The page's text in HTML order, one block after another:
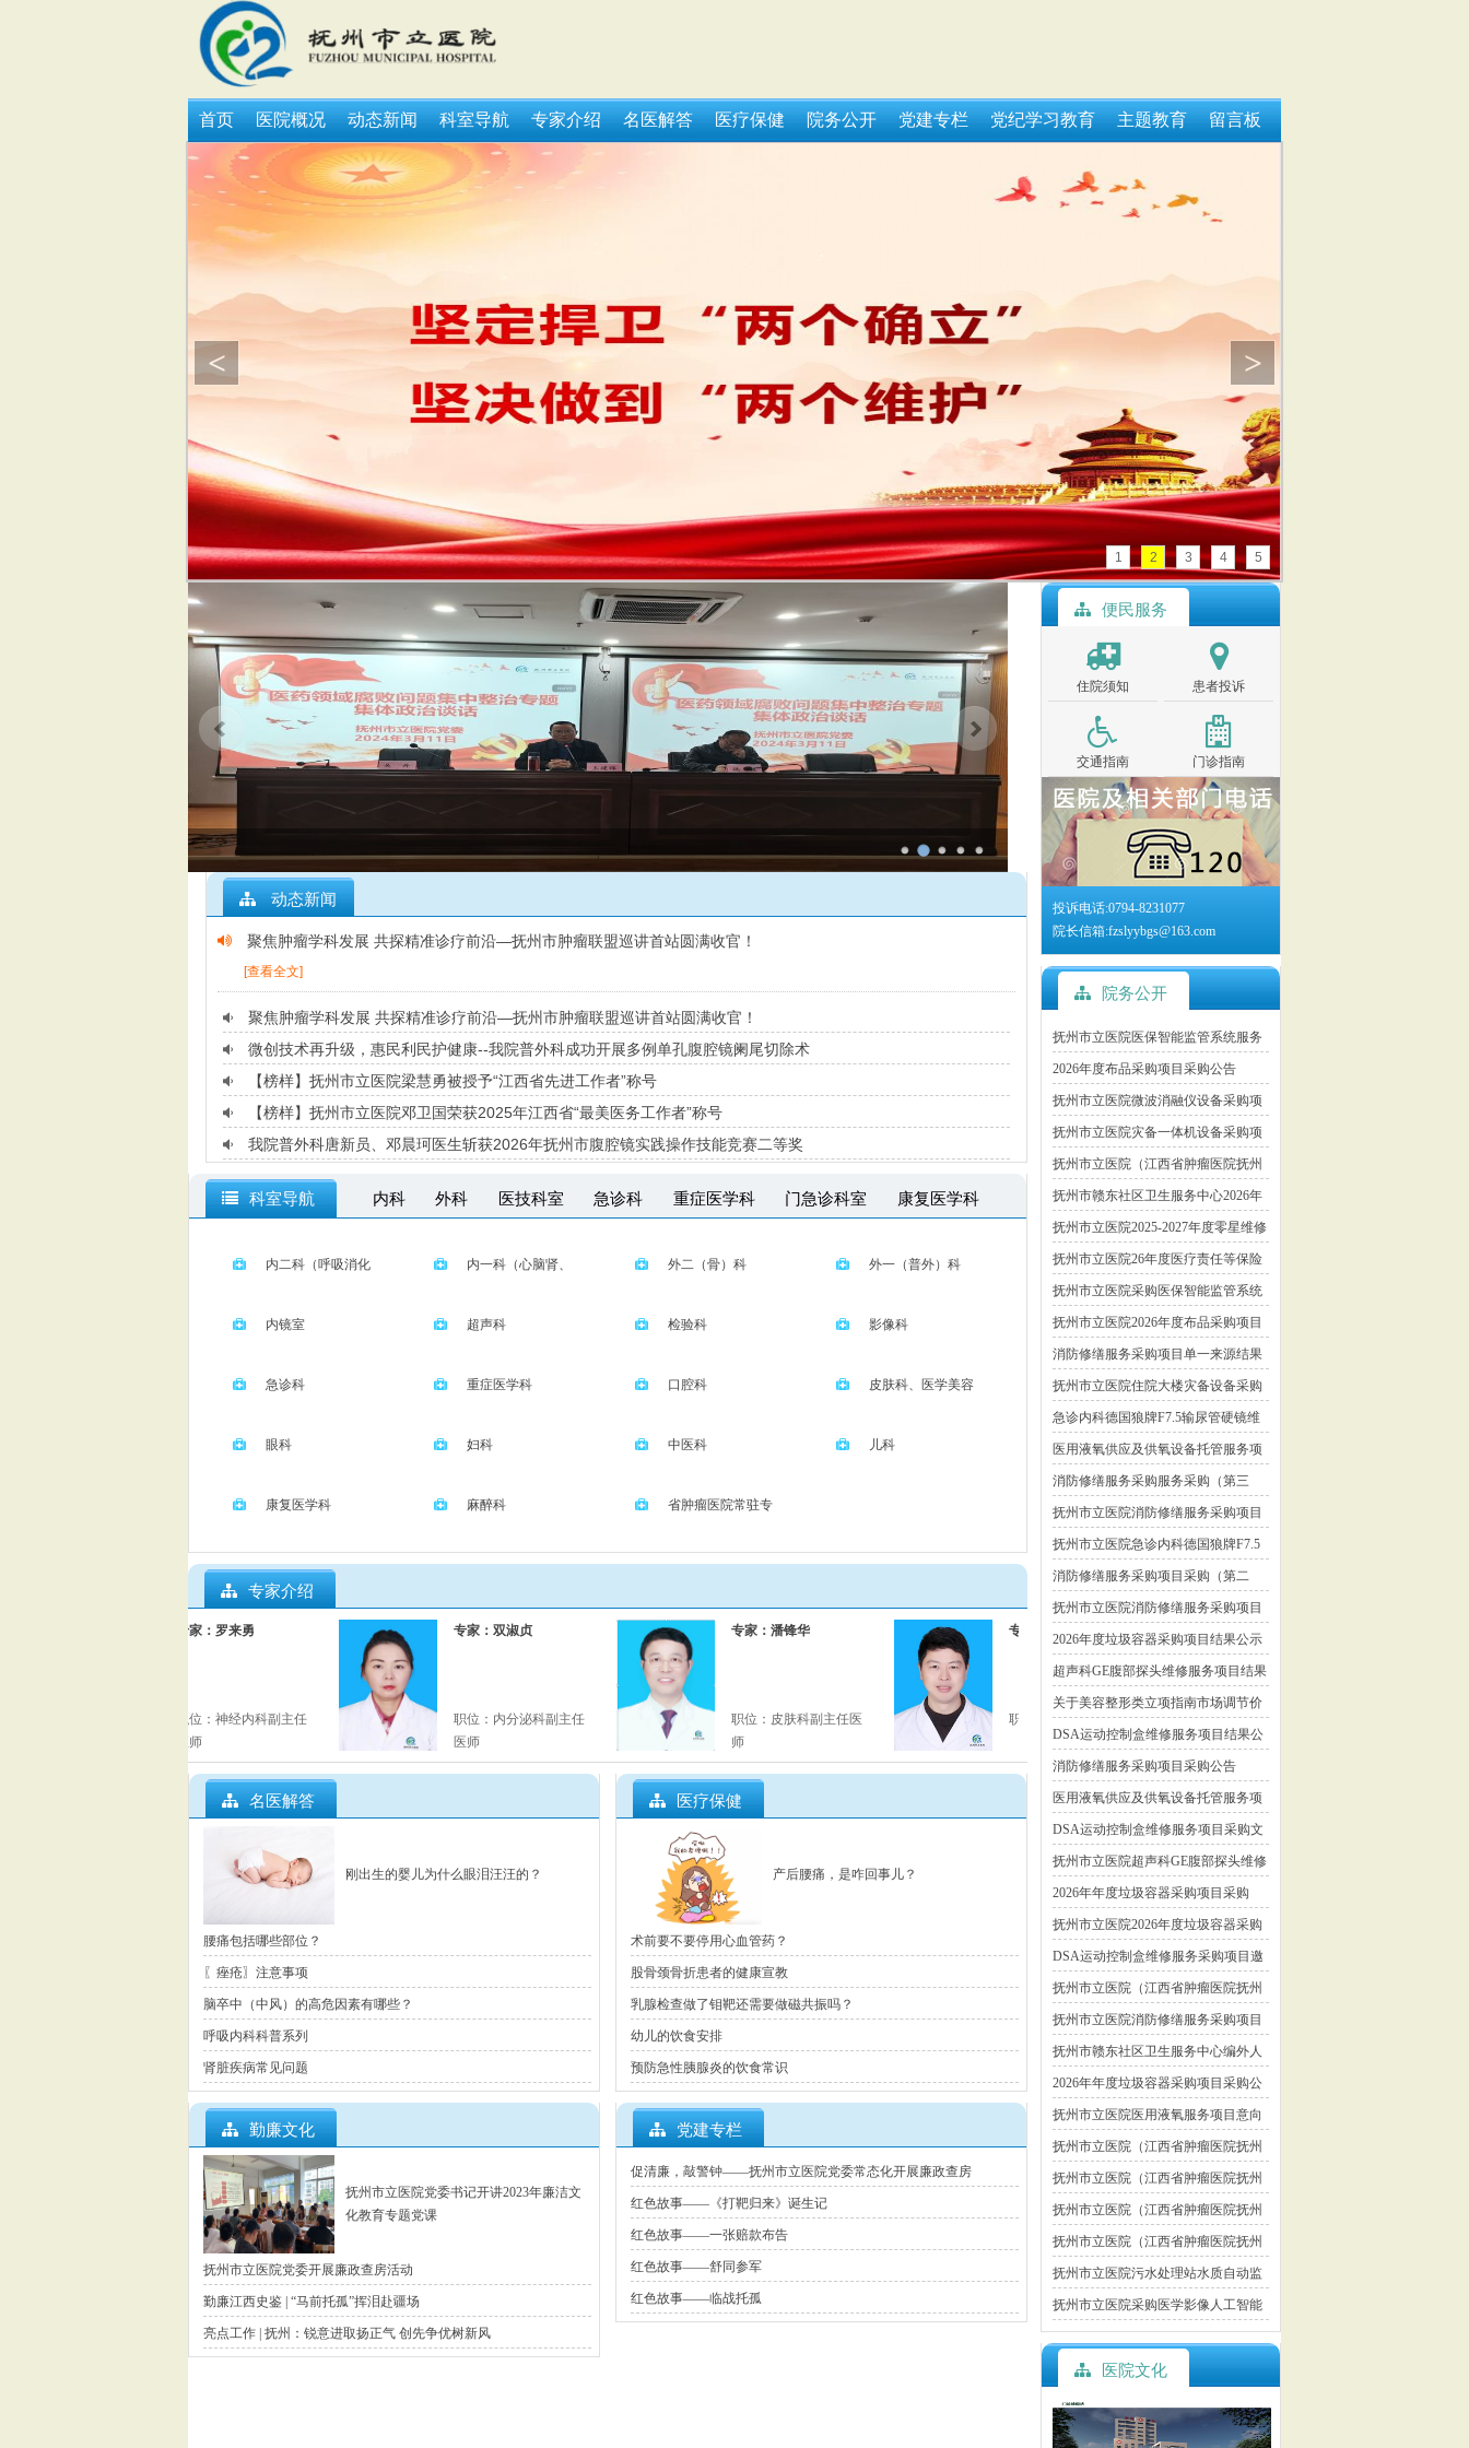
首页 医院概况 动态新闻 科室导航 专家介绍 名医解答 医疗保健 院务公开 党建专栏 党纪学习教育 主题教育 留言板
1 2 3 4 5
< >
动态新闻
聚焦肿瘤学科发展 共探精准诊疗前沿—抚州市肿瘤联盟巡讲首站圆满收官！
[查看全文]
聚焦肿瘤学科发展 共探精准诊疗前沿—抚州市肿瘤联盟巡讲首站圆满收官！
微创技术再升级，惠民利民护健康--我院普外科成功开展多例单孔腹腔镜阑尾切除术
【榜样】抚州市立医院梁慧勇被授予“江西省先进工作者”称号
【榜样】抚州市立医院邓卫国荣获2025年江西省“最美医务工作者”称号
我院普外科唐新员、邓晨珂医生斩获2026年抚州市腹腔镜实践操作技能竞赛二等奖
科室导航 内科 外科 医技科室 急诊科 重症医学科 门急诊科室 康复医学科
内二科（呼吸消化 内一科（心脑肾、 外二（骨）科 外一（普外）科
内镜室 超声科 检验科 影像科
急诊科 重症医学科 口腔科 皮肤科、医学美容
眼科 妇科 中医科 儿科
康复医学科 麻醉科 省肿瘤医院常驻专
家
专家介绍
专家：罗来勇
职位： 神经内科副主任
专家：双淑贞
职位： 内分泌科副主任
医师
专家：潘锋华
职位： 皮肤科副主任医
专家：李志华
职位： 超声副主任医师
名医解答
刚出生的婴儿为什么眼泪汪汪的？
腰痛包括哪些部位？
〖痤疮〗注意事项
脑卒中（中风）的高危因素有哪些？
呼吸内科科普系列
肾脏疾病常见问题
医疗保健
产后腰痛，是咋回事儿？
术前要不要停用心血管药？
股骨颈骨折患者的健康宣教
乳腺检查做了钼靶还需要做磁共振吗？
幼儿的饮食安排
预防急性胰腺炎的饮食常识
勤廉文化
抚州市立医院党委书记开讲2023年廉洁文
化教育专题党课
抚州市立医院党委开展廉政查房活动
勤廉江西史鉴 | “马前托孤”挥泪赴疆场
亮点工作 | 抚州：锐意进取扬正气 创先争优树新风
党建专栏
促清廉，敲警钟——抚州市立医院党委常态化开展廉政查房
红色故事——《打靶归来》诞生记
红色故事——一张赔款布告
红色故事——舒同参军
红色故事——临战托孤
便民服务
住院须知 患者投诉
交通指南 门诊指南
投诉电话:0794-8231077
院长信箱:fzslyybgs@163.com
院务公开
抚州市立医院医保智能监管系统服务
项目采购公告
2026年度布品采购项目采购公告
抚州市立医院微波消融仪设备采购项
目意向公开
抚州市立医院灾备一体机设备采购项
目市场调研公告
抚州市立医院（江西省肿瘤医院抚州
医院）公开引进高层次人才（招聘科
室主任、副主任）公告
抚州市赣东社区卫生服务中心2026年
第二批编外工作人员招聘公告
抚州市立医院2025-2027年度零星维修
结算审核服务采购邀请文件
抚州市立医院26年度医疗责任等保险
服务项目单一来源采购征求意见公示
抚州市立医院采购医保智能监管系统
服务项目市场调研公告
抚州市立医院2026年度布品采购项目
市场调研公告
消防修缮服务采购项目单一来源结果
公示
抚州市立医院住院大楼灾备设备采购
项目市场调研公告
急诊内科德国狼牌F7.5输尿管硬镜维
修服务项目结果公示
医用液氧供应及供氧设备托管服务项
目结果公示
消防修缮服务采购服务采购（第三
次）公告
抚州市立医院消防修缮服务采购项目
（第二次）流标公告
抚州市立医院急诊内科德国狼牌F7.5
输尿管硬镜维修服务项目询价采购公
告
消防修缮服务采购项目采购（第二
次）公告
抚州市立医院消防修缮服务采购项目
流标公告
2026年度垃圾容器采购项目结果公示
超声科GE腹部探头维修服务项目结果
公示
关于美容整形类立项指南市场调节价
医疗服务项目价格公示公告
DSA运动控制盒维修服务项目结果公
示
消防修缮服务采购项目采购公告
医用液氧供应及供氧设备托管服务项
目采购公告
DSA运动控制盒维修服务项目采购文
件
抚州市立医院超声科GE腹部探头维修
服务项目询价采购公告
2026年年度垃圾容器采购项目采购
（第二次）公告
抚州市立医院2026年度垃圾容器采购
（第一次）项目流标公告
DSA运动控制盒维修服务采购项目邀
请调研公告
抚州市立医院（江西省肿瘤医院抚州
医院）2026年公开招聘编制外工作人
员递补录用人员名单公示
抚州市立医院消防修缮服务采购项目
市场调研公告
抚州市赣东社区卫生服务中心编外人
员招聘公告
2026年年度垃圾容器采购项目采购公
告
抚州市立医院医用液氧服务项目意向
公开
抚州市立医院（江西省肿瘤医院抚州
医院）2026年公开招聘编制外工作人
员 拟录用人员名单公示
抚州市立医院（江西省肿瘤医院抚州
医院）2026年公开招聘编制外工作人
员递补入闱体检、政审人员名单公示
抚州市立医院（江西省肿瘤医院抚州
医院）2026年公开招聘编制外工作人
员入闱体检、政审人员名单公示
抚州市立医院（江西省肿瘤医院抚州
医院）公开招聘2026年编外工作人员
结构化面试公告
抚州市立医院污水处理站水质自动监
测设备采购项目市场调研公告
抚州市立医院采购医学影像人工智能
辅助诊断系统项目市场调研公告
医院文化